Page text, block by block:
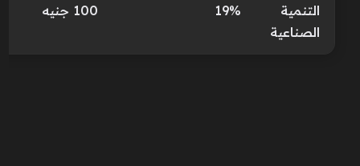
التنمية
الصناعية
19% 100 جنيه